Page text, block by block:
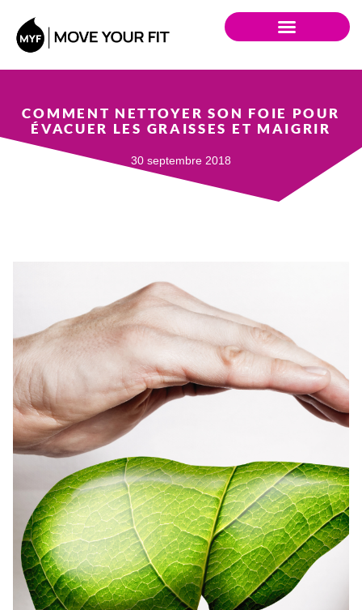
COMMENT NETTOYER SON FOIE POUR
ÉVACUER LES GRAISSES ET MAIGRIR
30 septembre 2018